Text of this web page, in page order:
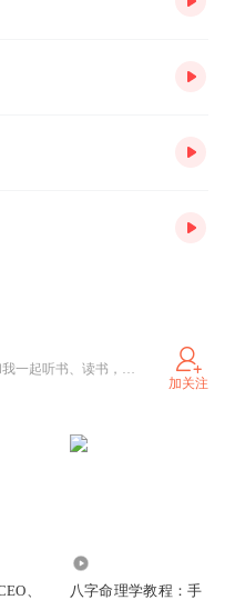
读书可以治愈一切迷茫，欢迎和我一起听书、读书，一起成长
加关注
、
八字命理学教程：手